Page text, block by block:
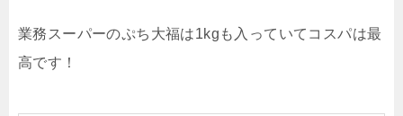
業務スーパーのぷち大福は1kgも入っていてコスパは最
高です！